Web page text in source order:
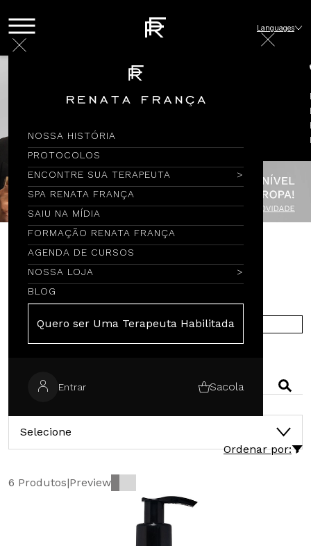
NOSSA HISTÓRIA
PROTOCOLOS
ENCONTRE SUA TERAPEUTA
SPA RENATA FRANÇA
SAIU NA MÍDIA
FORMAÇÃO RENATA FRANÇA
AGENDA DE CURSOS
NOSSA LOJA
BLOG
Quero ser Uma Terapeuta Habilitada
Entrar Sacola
Languages
Encontre por Nome
COMPRE NA EUROPA
Selecione
Ordenar por:
6 Produtos|Preview